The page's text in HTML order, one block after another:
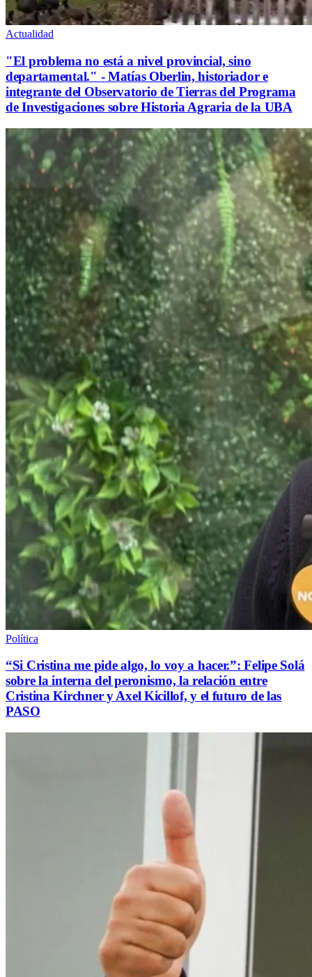
Actualidad
"El problema no está a nivel provincial, sino
departamental." - Matías Oberlin, historiador e
integrante del Observatorio de Tierras del Programa
de Investigaciones sobre Historia Agraria de la UBA
Política
“Si Cristina me pide algo, lo voy a hacer.”: Felipe Solá
sobre la interna del peronismo, la relación entre
Cristina Kirchner y Axel Kicillof, y el futuro de las
PASO